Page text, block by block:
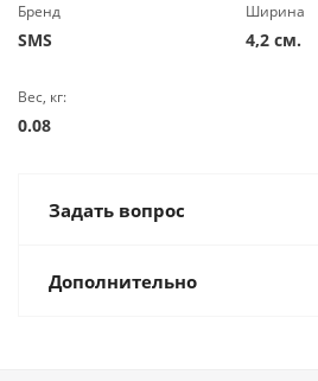
Бренд
SMS
Ширина
4,2 см.
Вес, кг:
0.08
Задать вопрос
Дополнительно